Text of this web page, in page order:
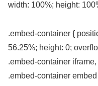
width: 100%; height:
.embed-container {
56.25%; height: 0;
.embed-container
.embed-container